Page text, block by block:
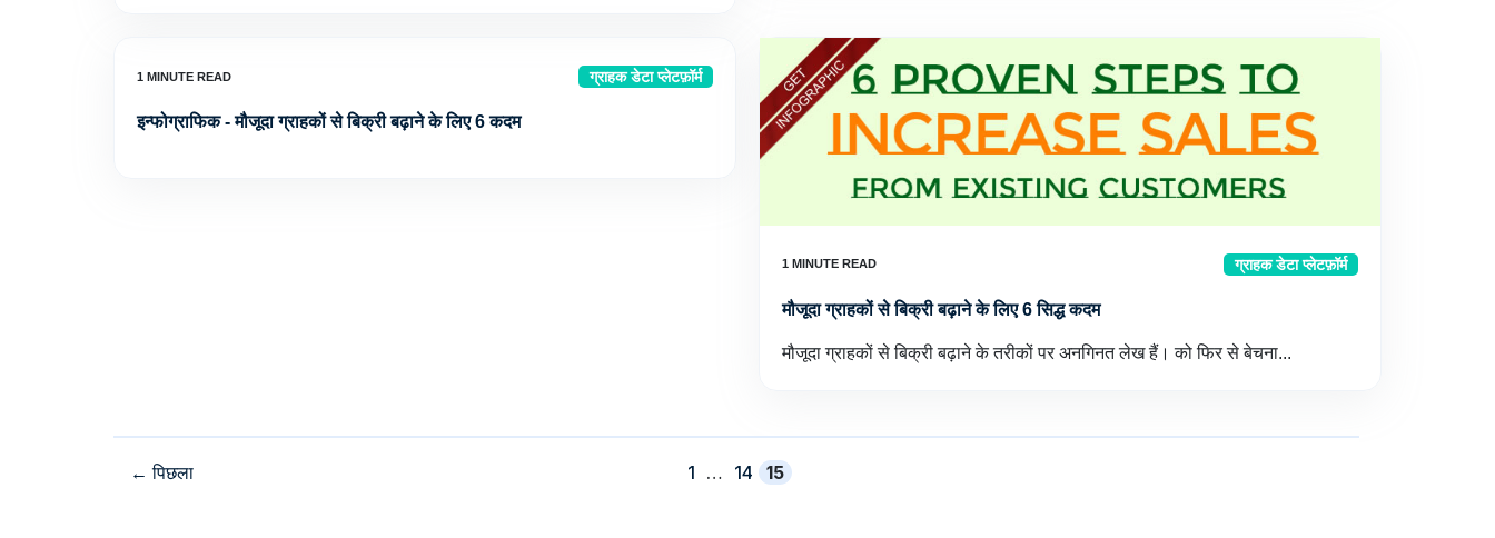
ग्राहक डेटा प्लेटफ़ॉर्म
इन्फोग्राफिक - मौजूदा ग्राहकों से बिक्री बढ़ाने के लिए 6 कदम
ग्राहक डेटा प्लेटफ़ॉर्म
मौजूदा ग्राहकों से बिक्री बढ़ाने के लिए 6 सिद्ध कदम
मौजूदा ग्राहकों से बिक्री बढ़ाने के तरीकों पर अनगिनत लेख हैं। को फिर से बेचना...
← पिछला पृष्ठ
1 … पृष्ठ
14 पृष्ठ
15